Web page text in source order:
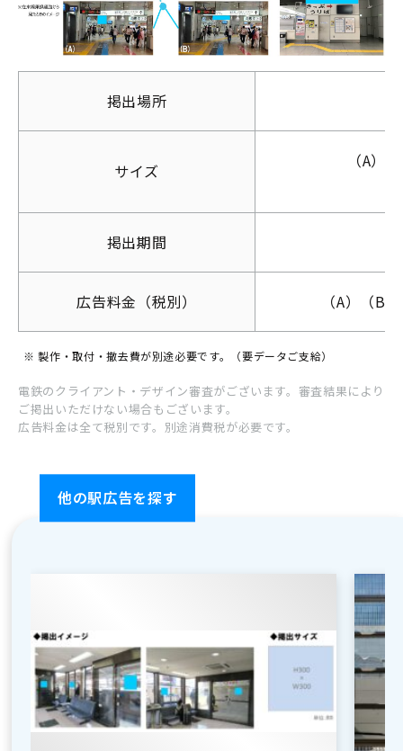
新幹線
駅看
交通広告
屋外広告
掲出場所
サイズ
（A
掲出期間
広告料金（税別） （A）（
※ 製作・取付・撤去費が別途必要です。（要データご支給）
電鉄のクライアント・デザイン審査がございます。審査結果により
ご掲出いただけない場合もございます。
広告料金は全て税別です。別途消費税が必要です。
他の駅広告を探す